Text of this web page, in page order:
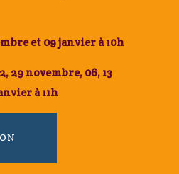
et 09 janvier à 10h
29 novembre, 06, 13
à 11h